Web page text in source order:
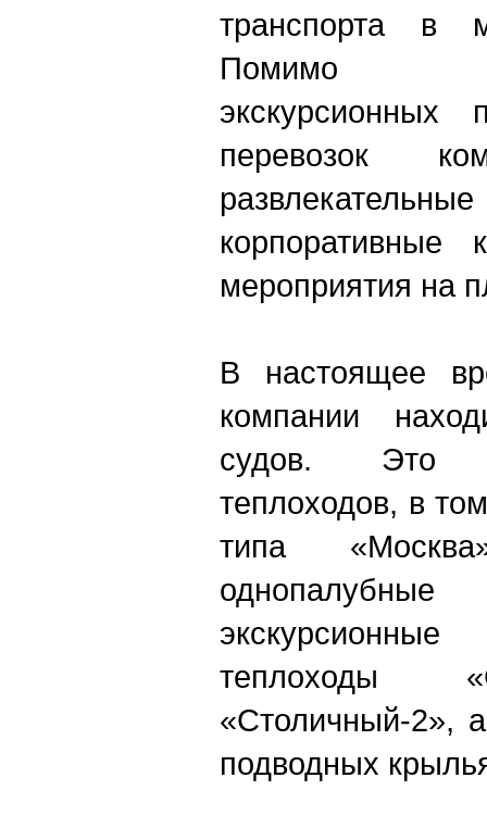
транспорта в
Помимо
перевозок
корпоративные
мероприятия на
В настоящее
компании
судов. Это
теплоходов, в
типа
теплоходы
«Столичный-2»,
подводных